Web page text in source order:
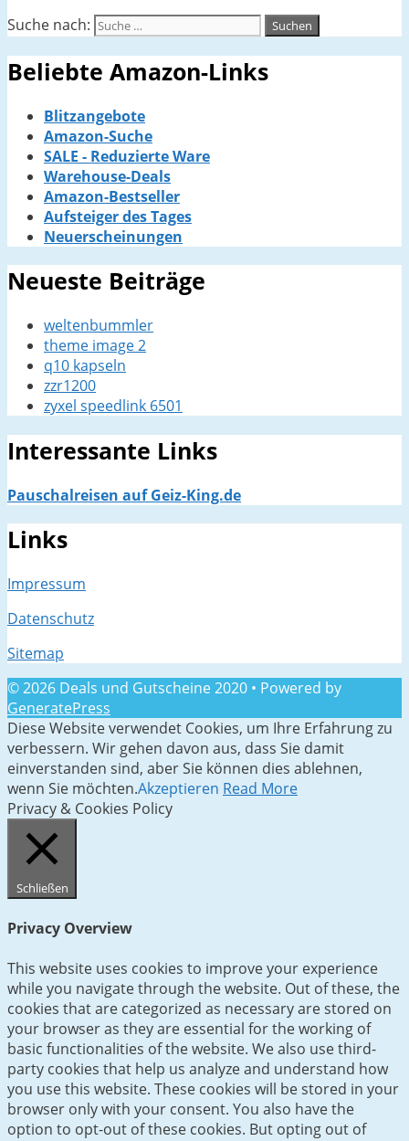
Suche nach:
Beliebte Amazon-Links
Blitzangebote
Amazon-Suche
SALE - Reduzierte Ware
Warehouse-Deals
Amazon-Bestseller
Aufsteiger des Tages
Neuerscheinungen
Neueste Beiträge
weltenbummler
theme image 2
q10 kapseln
zzr1200
zyxel speedlink 6501
Interessante Links
Pauschalreisen auf Geiz-King.de
Links
Impressum
Datenschutz
Sitemap
© 2026 Deals und Gutscheine 2020 • Powered by
GeneratePress
Diese Website verwendet Cookies, um Ihre Erfahrung zu
verbessern. Wir gehen davon aus, dass Sie damit
einverstanden sind, aber Sie können dies ablehnen,
wenn Sie möchten.Akzeptieren Read More
Privacy & Cookies Policy
Schließen
Privacy Overview
This website uses cookies to improve your experience
while you navigate through the website. Out of these, the
cookies that are categorized as necessary are stored on
your browser as they are essential for the working of
basic functionalities of the website. We also use third-
party cookies that help us analyze and understand how
you use this website. These cookies will be stored in your
browser only with your consent. You also have the
option to opt-out of these cookies. But opting out of